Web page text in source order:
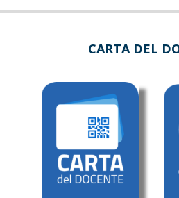
03-
CARTA DEL